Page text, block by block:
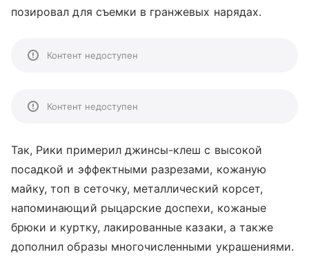
позировал для съемки в гранжевых нарядах.
Контент недоступен
Контент недоступен
Так, Рики примерил джинсы-клеш с высокой
посадкой и эффектными разрезами, кожаную
майку, топ в сеточку, металлический корсет,
напоминающий рыцарские доспехи, кожаные
брюки и куртку, лакированные казаки, а также
дополнил образы многочисленными украшениями.